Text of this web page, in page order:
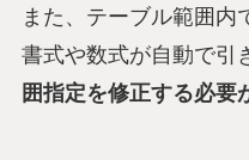
また、テーブル範囲内
書式や数式が自動で引
囲指定を修正する必要